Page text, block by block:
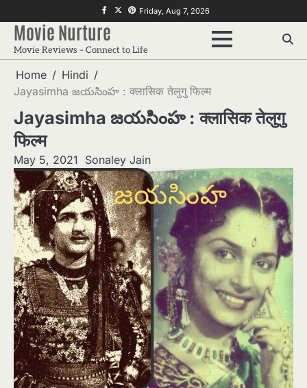
to
content
f twitterpinterest
Friday, Aug 7, 2026
Movie Nurture
Movie Reviews – Connect to Life
Home
Hindi
Jayasimha జయసింహ : क्लासिक तेलुगु फिल्म
Jayasimha జయసింహ : क्लासिक तेलुगु
फिल्म
May 5, 2021 Sonaley Jain